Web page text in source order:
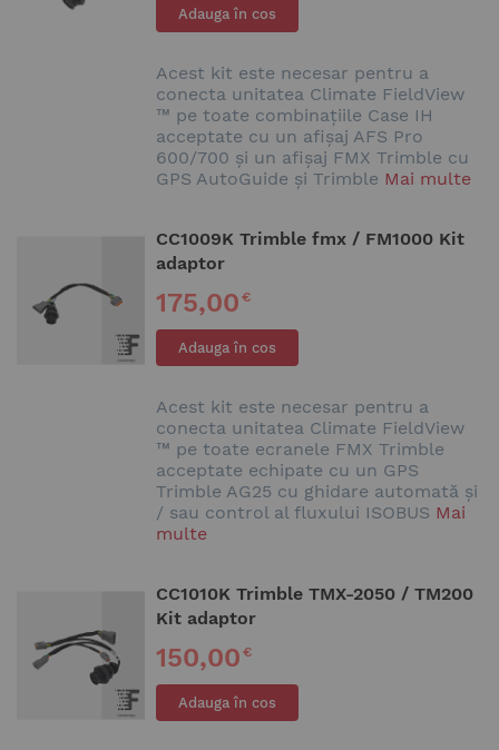
Adauga în cos
Acest kit este necesar pentru a
conecta unitatea Climate FieldView
™ pe toate combinațiile Case IH
acceptate cu un afișaj AFS Pro
600/700 și un afișaj FMX Trimble cu
GPS AutoGuide și Trimble Mai multe
CC1009K Trimble fmx / FM1000 Kit
adaptor
175,00€
Adauga în cos
Acest kit este necesar pentru a
conecta unitatea Climate FieldView
™ pe toate ecranele FMX Trimble
acceptate echipate cu un GPS
Trimble AG25 cu ghidare automată și
/ sau control al fluxului ISOBUS Mai
multe
CC1010K Trimble TMX-2050 / TM200
Kit adaptor
150,00€
Adauga în cos